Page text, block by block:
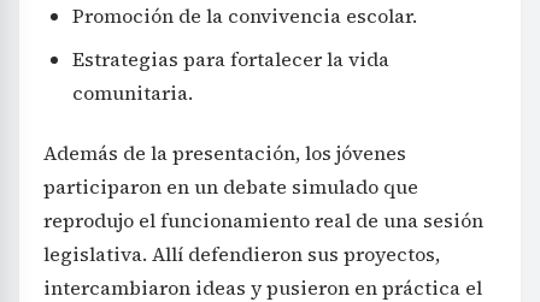
Promoción de la convivencia escolar.
Estrategias para fortalecer la vida
comunitaria.
Además de la presentación, los jóvenes
participaron en un debate simulado que
reprodujo el funcionamiento real de una sesión
legislativa. Allí defendieron sus proyectos,
intercambiaron ideas y pusieron en práctica el